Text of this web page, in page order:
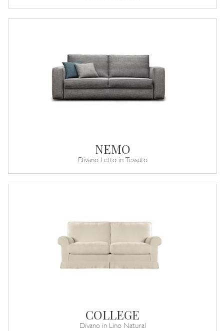
NEMO
Divano Letto in Tessuto
COLLEGE
Divano in Lino Natural